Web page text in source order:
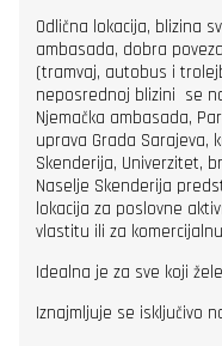
Odlična lokacija, blizina
ambasada, dobra
(tramvaj, autobus i
neposrednoj blizini se
Njemačka ambasada,
uprava Grada Sarajeva,
Skenderija, Univerzitet,
Naselje Skenderija
lokacija za poslovne
vlastitu ili za
Idealna je za sve koji
Iznajmljuje se isključivo